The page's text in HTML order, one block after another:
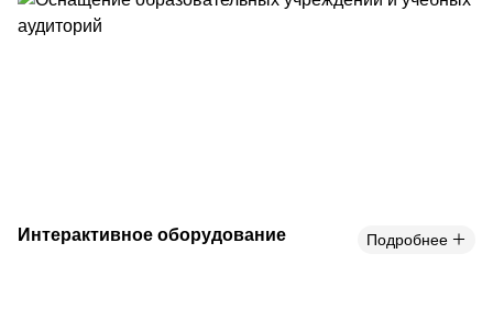
Интерактивное оборудование Подробнее